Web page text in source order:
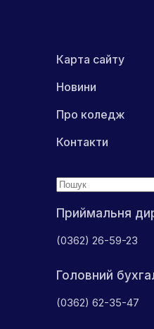
Приймальня
(0362) 26-59-23
Головний
(0362) 62-35-47
Карта сайту
Новини
Про коледж
Контакти